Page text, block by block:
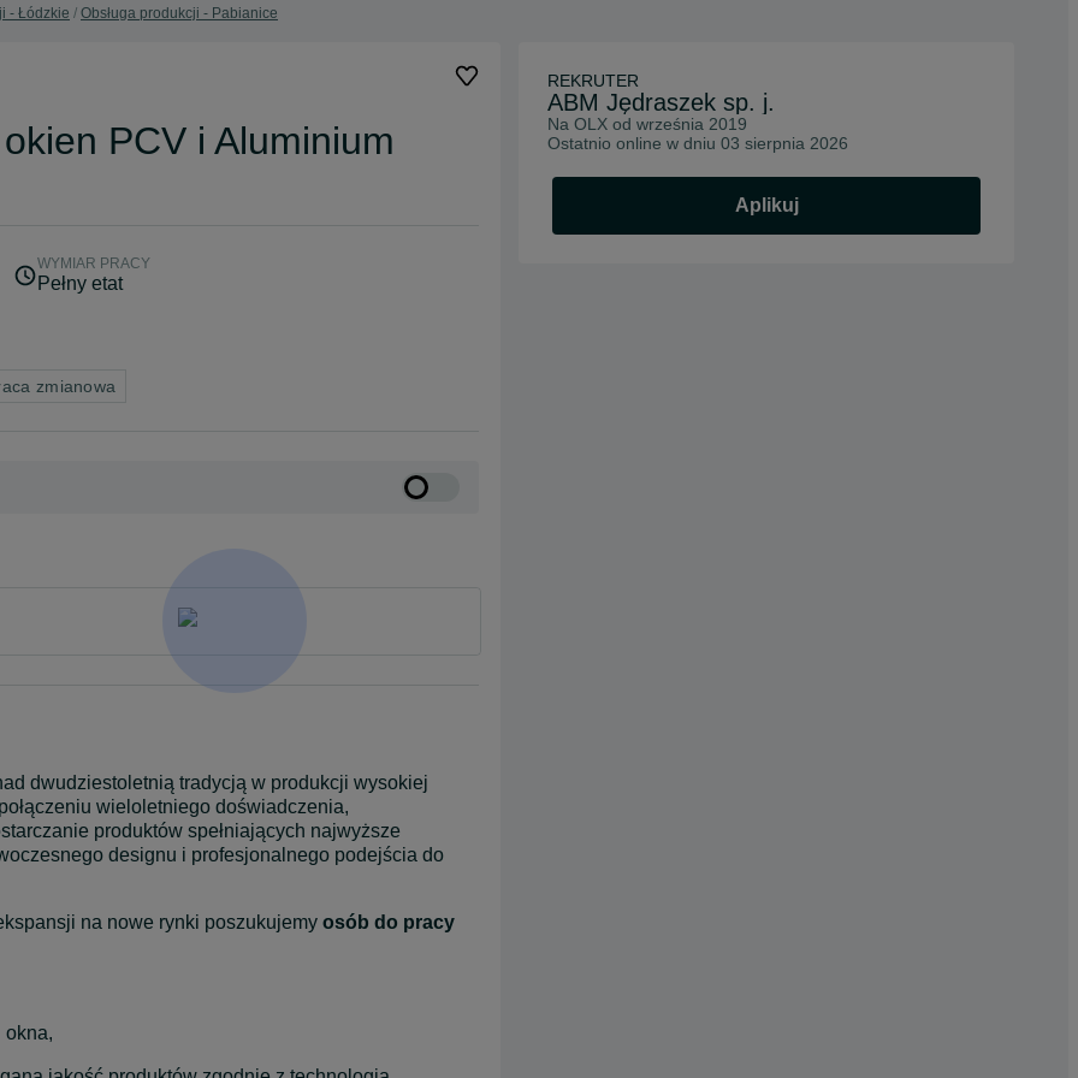
- Łódzkie Obsługa produkcji - Pabianice
PCV i Aluminium
WYMIAR PRACY
Pełny etat
zmianowa
dwudziestoletnią tradycją w produkcji wysokiej
wieloletniego doświadczenia,
produktów spełniających najwyższe
designu i profesjonalnego podejścia do
na nowe rynki poszukujemy osób do pracy
okna,
REKRUTER
ABM Jędraszek sp. j.
Na OLX od września 2019
Ostatnio online w dniu 03 sierpnia 2026
Aplikuj